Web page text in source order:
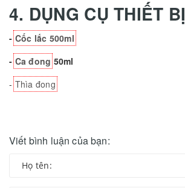
4. DỤNG CỤ THIẾT BỊ
-Cốc lắc 500ml
-Ca đong50ml
-Thìa đong
Viết bình luận của bạn: